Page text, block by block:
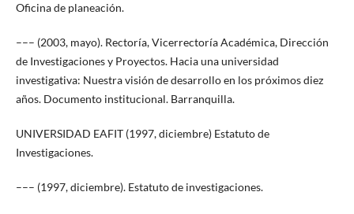
Oficina de planeación.
––– (2003, mayo). Rectoría, Vicerrectoría Académica, Dirección
de Investigaciones y Proyectos. Hacia una universidad
investigativa: Nuestra visión de desarrollo en los próximos diez
años. Documento institucional. Barranquilla.
UNIVERSIDAD EAFIT (1997, diciembre) Estatuto de
Investigaciones.
––– (1997, diciembre). Estatuto de investigaciones.